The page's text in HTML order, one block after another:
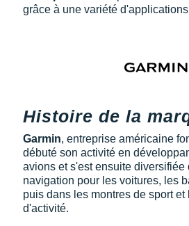
grâce à une variété
Histoire de la
Garmin, entreprise américaine
débuté son activité en
avions et s'est ensuite diversifiée
navigation pour les voitures, les
puis dans les montres de sport et
d'activité.